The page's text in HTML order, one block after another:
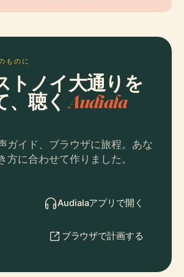
ものに
トノイ大通りを
、聴くAudiala
ガイド、ブラウザに旅程。あな
方に合わせて作りました。
Audialaアプリで開く
ブラウザで計画する